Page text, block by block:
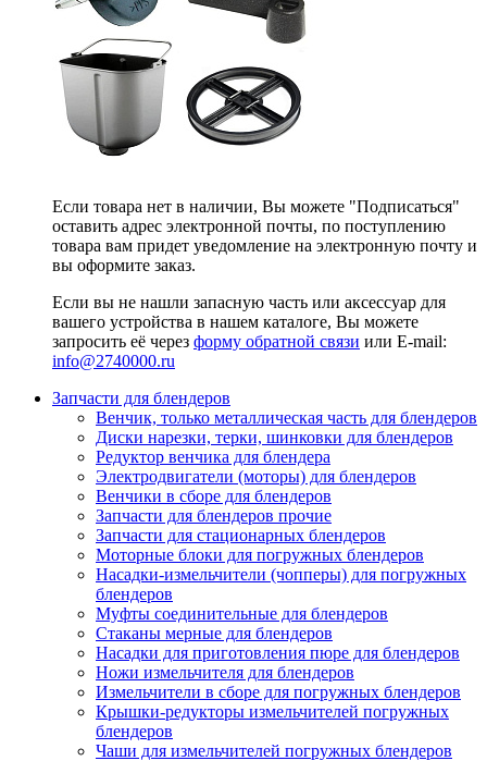
Если товара нет в наличии, Вы можете "Подписаться"
оставить адрес электронной почты, по поступлению
товара вам придет уведомление на электронную почту и
вы оформите заказ.
Если вы не нашли запасную часть или аксессуар для
вашего устройства в нашем каталоге, Вы можете
запросить её через форму обратной связи или E-mail:
info@2740000.ru
Запчасти для блендеров
Венчик, только металлическая часть для блендеров
Диски нарезки, терки, шинковки для блендеров
Редуктор венчика для блендера
Электродвигатели (моторы) для блендеров
Венчики в сборе для блендеров
Запчасти для блендеров прочие
Запчасти для стационарных блендеров
Моторные блоки для погружных блендеров
Насадки-измельчители (чопперы) для погружных
блендеров
Муфты соединительные для блендеров
Стаканы мерные для блендеров
Насадки для приготовления пюре для блендеров
Ножи измельчителя для блендеров
Измельчители в сборе для погружных блендеров
Крышки-редукторы измельчителей погружных
блендеров
Чаши для измельчителей погружных блендеров